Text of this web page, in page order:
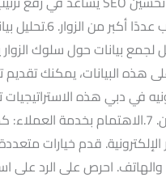
البحث، مما يزيد من
لجمع بيانات حول سلوك
هذه البيانات، يمكنك
في دبي هذه الاستراتيجيات
احتمالية تحويل الزوار إلى عملاء دائمين.
قدم خيارات
والهاتف. احرص على الرد